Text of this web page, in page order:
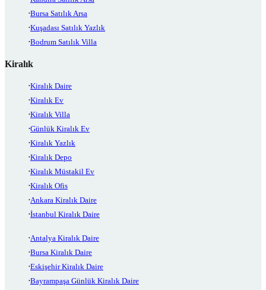
Bursa Satılık Arsa
Kuşadası Satılık Yazlık
Bodrum Satılık Villa
Kiralık
Kiralık Daire
Kiralık Ev
Kiralık Villa
Günlük Kiralık Ev
Kiralık Yazlık
Kiralık Depo
Kiralık Müstakil Ev
Kiralık Ofis
Ankara Kiralık Daire
İstanbul Kiralık Daire
Antalya Kiralık Daire
Bursa Kiralık Daire
Eskişehir Kiralık Daire
Bayrampaşa Günlük Kiralık Daire